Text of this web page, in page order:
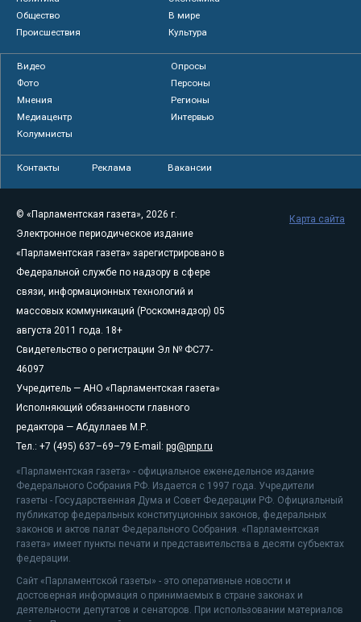
Общество
В мире
Происшествия
Культура
Видео
Опросы
Фото
Персоны
Мнения
Регионы
Медиацентр
Интервью
Колумнисты
Контакты Реклама Вакансии
© «Парламентская газета», 2026 г.
Электронное периодическое издание
«Парламентская газета» зарегистрировано в
Федеральной службе по надзору в сфере
связи, информационных технологий и
массовых коммуникаций (Роскомнадзор) 05
августа 2011 года. 18+
Свидетельство о регистрации Эл № ФС77-
46097
Учредитель — АНО «Парламентская газета»
Исполняющий обязанности главного
редактора — Абдуллаев М.Р.
Тел.: +7 (495) 637–69–79 E-mail: pg@pnp.ru
«Парламентская газета» - официальное еженедельное издание
Федерального Собрания РФ. Издается с 1997 года. Учредители
газеты - Государственная Дума и Совет Федерации РФ. Официальный
публикатор федеральных конституционных законов, федеральных
законов и актов палат Федерального Собрания. «Парламентская
газета» имеет пункты печати и представительства в десяти субъектах
федерации.
Сайт «Парламентской газеты» - это оперативные новости и
достоверная информация о принимаемых в стране законах и
деятельности депутатов и сенаторов. При использовании материалов
Карта сайта